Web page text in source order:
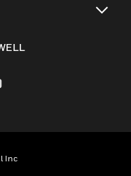
Inc